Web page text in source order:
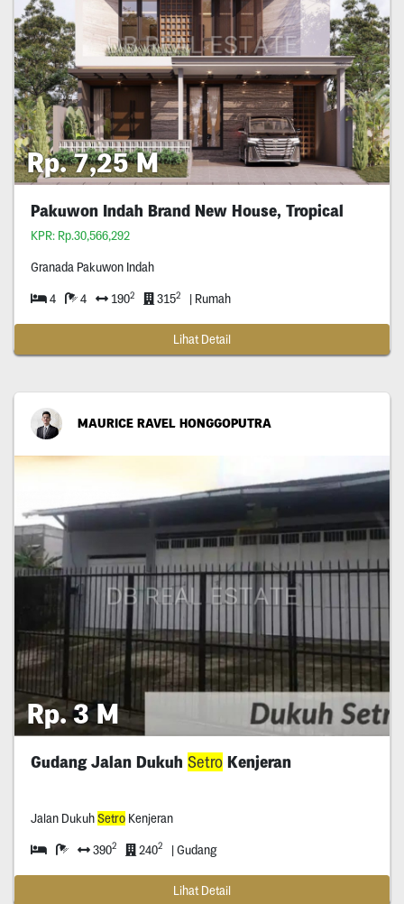
Rp. 7,25 M
Pakuwon Indah Brand New House, Tropical
KPR: Rp.30,566,292
Granada Pakuwon Indah
4 4 1902 3152 | Rumah
Lihat Detail
MAURICE RAVEL HONGGOPUTRA
Rp. 3 M
Gudang Jalan Dukuh SetroKenjeran
Jalan DukuhSetroKenjeran
3902 2402 | Gudang
Lihat Detail